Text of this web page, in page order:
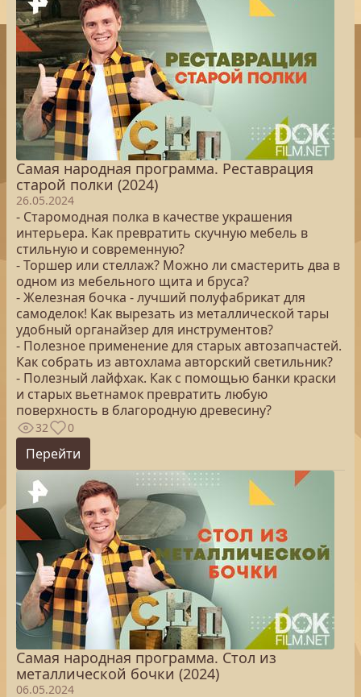
Самая народная программа. Реставрация
старой полки (2024)
26.05.2024
- Старомодная полка в качестве украшения
интерьера. Как превратить скучную мебель в
стильную и современную?
- Торшер или стеллаж? Можно ли смастерить два в
одном из мебельного щита и бруса?
- Железная бочка - лучший полуфабрикат для
самоделок! Как вырезать из металлической тары
удобный органайзер для инструментов?
- Полезное применение для старых автозапчастей.
Как собрать из автохлама авторский светильник?
- Полезный лайфхак. Как с помощью банки краски
и старых вьетнамок превратить любую
поверхность в благородную древесину?
32 0
Перейти
Самая народная программа. Стол из
металлической бочки (2024)
06.05.2024